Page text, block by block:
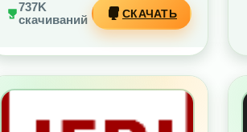
737K
скачиваний
СКАЧАТЬ